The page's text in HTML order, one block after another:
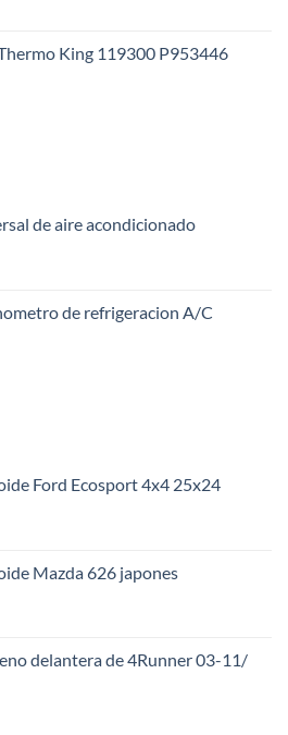
King 119300 P953446
de aire acondicionado
de refrigeracion A/C
Ford Ecosport 4x4 25x24
Mazda 626 japones
delantera de 4Runner 03-11/